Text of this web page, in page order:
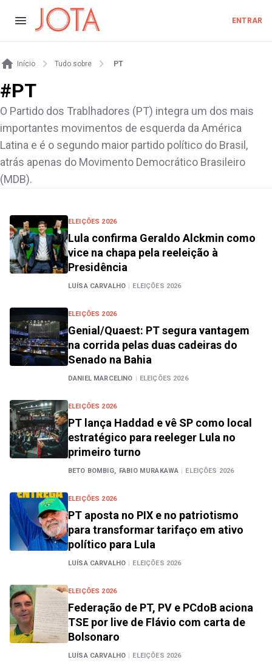
ENTRAR
Início Tudo sobre PT
#PT
O Partido dos Trablhadores (PT) integra um dos mais
importantes movimentos de esquerda da América
Latina e é o segundo maior partido político do Brasil,
atrás apenas do Movimento Democrático Brasileiro
(MDB).
ELEIÇÕES 2026
Lula confirma Geraldo Alckmin como
vice na chapa pela reeleição à
Presidência
LUÍSA CARVALHO | ELEIÇÕES 2026
ELEIÇÕES 2026
Genial/Quaest: PT segura vantagem
na corrida pelas duas cadeiras do
Senado na Bahia
DANIEL MARCELINO | ELEIÇÕES 2026
ELEIÇÕES 2026
PT lança Haddad e vê SP como local
estratégico para reeleger Lula no
primeiro turno
BETO BOMBIG, FABIO MURAKAWA | ELEIÇÕES 2026
ELEIÇÕES 2026
PT aposta no PIX e no patriotismo
para transformar tarifaço em ativo
político para Lula
LUÍSA CARVALHO | ELEIÇÕES 2026
ELEIÇÕES 2026
Federação de PT, PV e PCdoB aciona
TSE por live de Flávio com carta de
Bolsonaro
LUÍSA CARVALHO | ELEIÇÕES 2026